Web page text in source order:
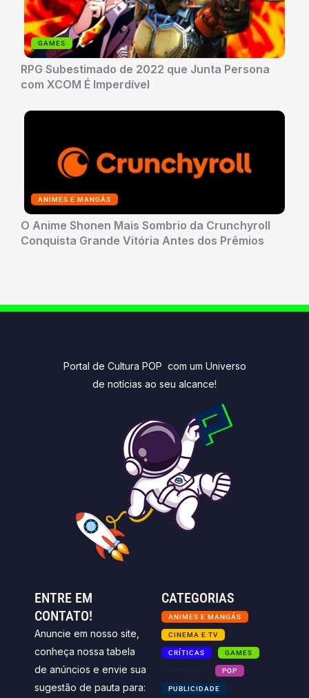
GAMES
RPG Subestimado de 2022 que Junta Persona
com XCOM É Imperdível
ANIMES E MANGÁS
O Anime Shonen Mais Sombrio da Crunchyroll
Conquista Grande Vitória Antes dos Prêmios
Portal de Cultura POP com um Universo
de notícias ao seu alcance!
ENTRE EM
CONTATO!
Anuncie em nosso site,
conheça nossa tabela
de anúncios e envie sua
sugestão de pauta para:
CATEGORIAS
ANIMES E MANGÁS
CINEMA E TV
CRÍTICAS GAMES
POP
PUBLICIDADE